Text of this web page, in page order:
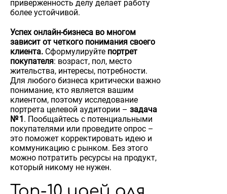
приверженность делу делает работу
более устойчивой.
Успех онлайн-бизнеса во многом
зависит от четкого понимания своего
клиента. Сформулируйте портрет
покупателя: возраст, пол, место
жительства, интересы, потребности.
Для любого бизнеса критически важно
понимание, кто является вашим
клиентом, поэтому исследование
портрета целевой аудитории – задача
№ 1. Пообщайтесь с потенциальными
покупателями или проведите опрос –
это поможет корректировать идею и
коммуникацию с рынком. Без этого
можно потратить ресурсы на продукт,
который никому не нужен.